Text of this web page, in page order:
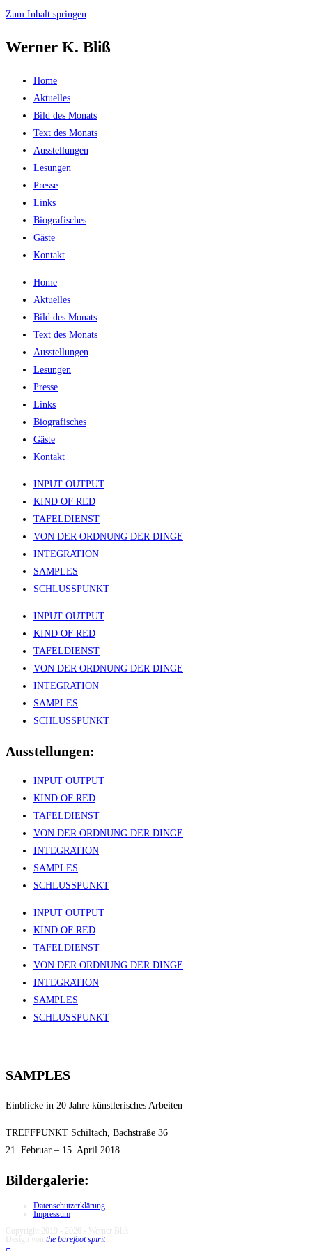
Zum Inhalt springen
Werner K. Bliß
Home
Aktuelles
Bild des Monats
Text des Monats
Ausstellungen
Lesungen
Presse
Links
Biografisches
Gäste
Kontakt
Home
Aktuelles
Bild des Monats
Text des Monats
Ausstellungen
Lesungen
Presse
Links
Biografisches
Gäste
Kontakt
INPUT OUTPUT
KIND OF RED
TAFELDIENST
VON DER ORDNUNG DER DINGE
INTEGRATION
SAMPLES
SCHLUSSPUNKT
INPUT OUTPUT
KIND OF RED
TAFELDIENST
VON DER ORDNUNG DER DINGE
INTEGRATION
SAMPLES
SCHLUSSPUNKT
Ausstellungen:
INPUT OUTPUT
KIND OF RED
TAFELDIENST
VON DER ORDNUNG DER DINGE
INTEGRATION
SAMPLES
SCHLUSSPUNKT
INPUT OUTPUT
KIND OF RED
TAFELDIENST
VON DER ORDNUNG DER DINGE
INTEGRATION
SAMPLES
SCHLUSSPUNKT
SAMPLES
Einblicke in 20 Jahre künstlerisches Arbeiten
TREFFPUNKT Schiltach, Bachstraße 36
21. Februar – 15. April 2018
Bildergalerie:
Datenschutzerklärung
Impressum
Copyright 2019 - 2026 - Werner Bliß
Design von the barefoot spirit